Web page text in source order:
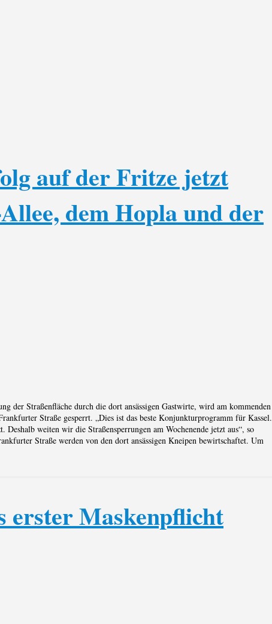
auf der Fritze jetzt
dem Hopla und der
der Straßenfläche durch die dort ansässigen Gastwirte, wird am kommenden
Straße gesperrt. „Dies ist das beste Konjunkturprogramm für Kassel.
Deshalb weiten wir die Straßensperrungen am Wochenende jetzt aus“, so
Straße werden von den dort ansässigen Kneipen bewirtschaftet. Um
erster Maskenpflicht